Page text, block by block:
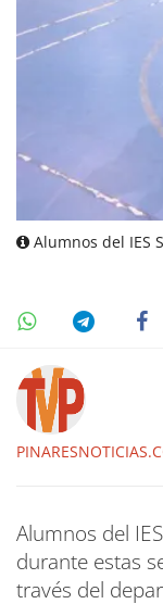
Alumnos del IES
Alumnos del
durante estas
través del